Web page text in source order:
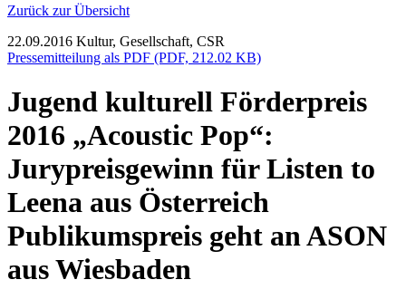
Zurück zur Übersicht
22.09.2016 Kultur, Gesellschaft, CSR
Pressemitteilung als PDF (PDF, 212.02 KB)
Jugend kulturell Förderpreis
2016 „Acoustic Pop“:
Jurypreisgewinn für Listen to
Leena aus Österreich
Publikumspreis geht an ASON
aus Wiesbaden